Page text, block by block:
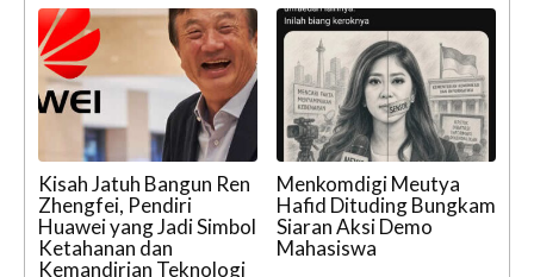
Kisah Jatuh Bangun Ren
Zhengfei, Pendiri
Huawei yang Jadi Simbol
Ketahanan dan
Kemandirian Teknologi
Menkomdigi Meutya
Hafid Dituding Bungkam
Siaran Aksi Demo
Mahasiswa